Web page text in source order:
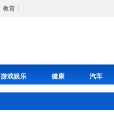
教育
游戏娱乐 健康 汽车